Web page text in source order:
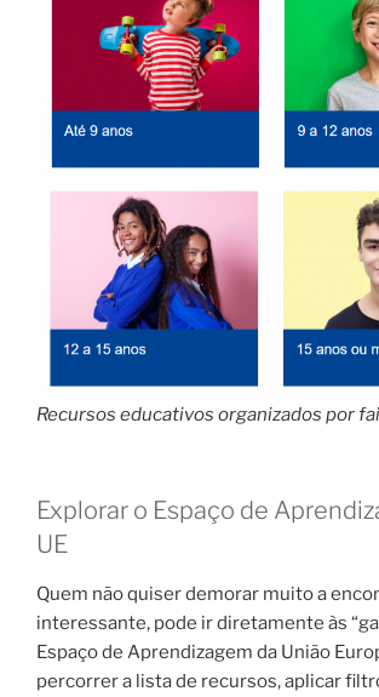
Recursos educativos organizados por
Explorar o Espaço de
UE
Quem não quiser demorar muito a
interessante, pode ir diretamente às
Espaço de Aprendizagem da União
percorrer a lista de recursos, aplicar